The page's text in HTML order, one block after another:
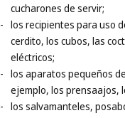
cucharones de servir;
- los recipientes para uso
cerdito, los cubos, las
eléctricos;
- los aparatos pequeños
ejemplo, los prensaajos,
- los salvamanteles,